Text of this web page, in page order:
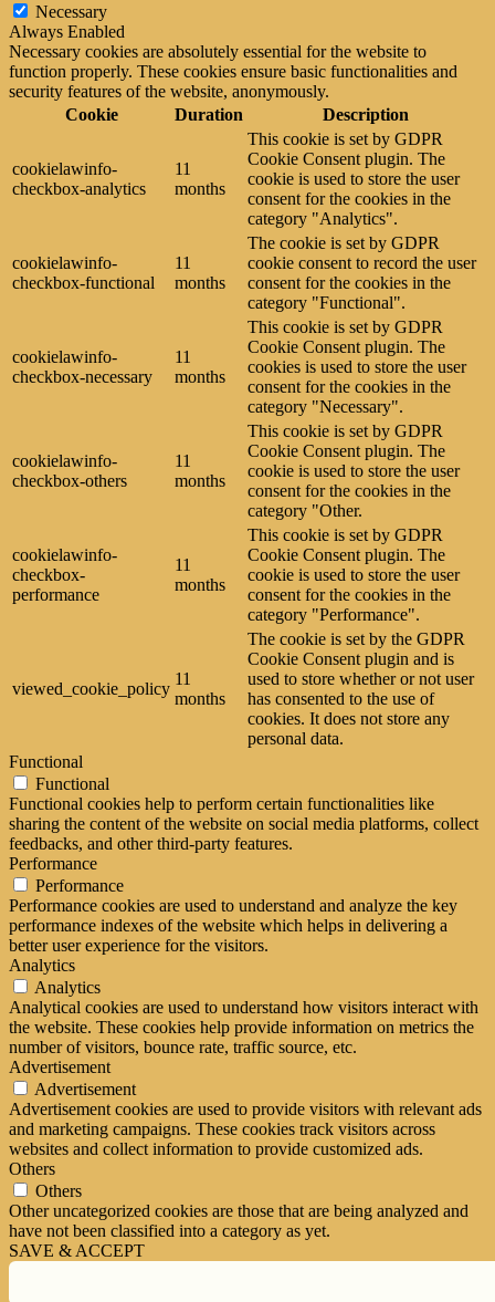
Necessary
Always Enabled
Necessary cookies are absolutely essential for the website to
function properly. These cookies ensure basic functionalities and
security features of the website, anonymously.
Cookie
Duration Description
cookielawinfo-
checkbox-analytics
11
months
This cookie is set by GDPR
Cookie Consent plugin. The
cookie is used to store the user
consent for the cookies in the
category "Analytics".
cookielawinfo-
checkbox-functional
11
months
The cookie is set by GDPR
cookie consent to record the user
consent for the cookies in the
category "Functional".
cookielawinfo-
checkbox-necessary
11
months
This cookie is set by GDPR
Cookie Consent plugin. The
cookies is used to store the user
consent for the cookies in the
category "Necessary".
cookielawinfo-
checkbox-others
11
months
This cookie is set by GDPR
Cookie Consent plugin. The
cookie is used to store the user
consent for the cookies in the
category "Other.
cookielawinfo-
checkbox-
performance
11
months
This cookie is set by GDPR
Cookie Consent plugin. The
cookie is used to store the user
consent for the cookies in the
category "Performance".
viewed_cookie_policy
11
months
The cookie is set by the GDPR
Cookie Consent plugin and is
used to store whether or not user
has consented to the use of
cookies. It does not store any
personal data.
Functional
Functional
Functional cookies help to perform certain functionalities like
sharing the content of the website on social media platforms, collect
feedbacks, and other third-party features.
Performance
Performance
Performance cookies are used to understand and analyze the key
performance indexes of the website which helps in delivering a
better user experience for the visitors.
Analytics
Analytics
Analytical cookies are used to understand how visitors interact with
the website. These cookies help provide information on metrics the
number of visitors, bounce rate, traffic source, etc.
Advertisement
Advertisement
Advertisement cookies are used to provide visitors with relevant ads
and marketing campaigns. These cookies track visitors across
websites and collect information to provide customized ads.
Others
Others
Other uncategorized cookies are those that are being analyzed and
have not been classified into a category as yet.
SAVE & ACCEPT